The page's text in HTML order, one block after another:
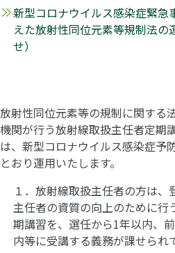
新型コロナウイルス感染症緊急
えた放射性同位元素等規制法の
せ）
放射性同位元素等の規制に関する
機関が行う放射線取扱主任者定期
は、新型コロナウイルス感染症予
とおり運用いたします。
１．放射線取扱主任者の方は
主任者の資質の向上のために行
期講習を、選任から1年以内、
内等に受講する義務が課せられ